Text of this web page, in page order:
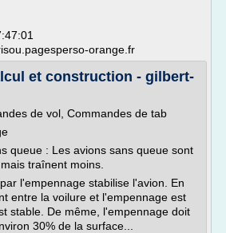
orange.fr
et construction - gilbert-
de vol, Commandes de tab
queue : Les avions sans queue sont
traînent moins.
l'empennage stabilise l'avion. En
entre la voilure et l'empennage est
stable. De même, l'empennage doit
30% de la surface...